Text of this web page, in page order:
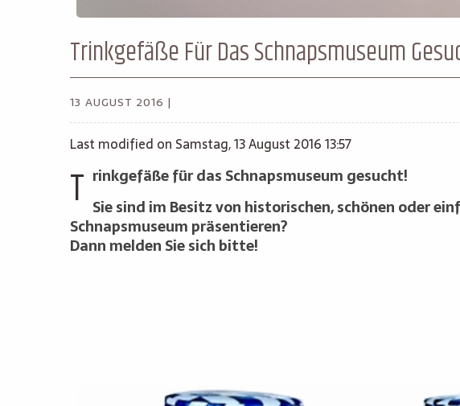
Trinkgefäße Für Das Schnapsmuseum
13 AUGUST 2016 |
Last modified on Samstag, 13 August 2016 13:57
T rinkgefäße für das Schnapsmuseum gesucht!
Sie sind im Besitz von historischen, schönen oder
Schnapsmuseum präsentieren?
Dann melden Sie sich bitte!